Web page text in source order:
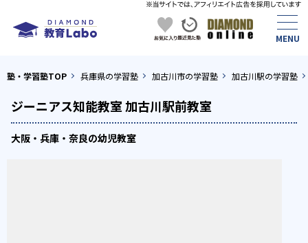
塾・学習塾TOP 兵庫県の学習塾 加古川市の学習塾 加古川駅の学習塾
ジーニアス知能教室 加古川駅前教室
大阪・兵庫・奈良の幼児教室